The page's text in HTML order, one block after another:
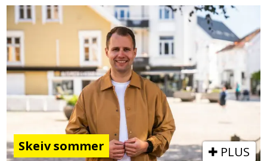
Skeiv sommer PLUS